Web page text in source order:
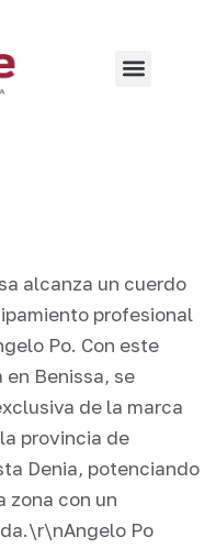
alcanza un cuerdo
profesional
Po. Con este
Benissa, se
de la marca
provincia de
Denia, potenciando
zona con un
Po